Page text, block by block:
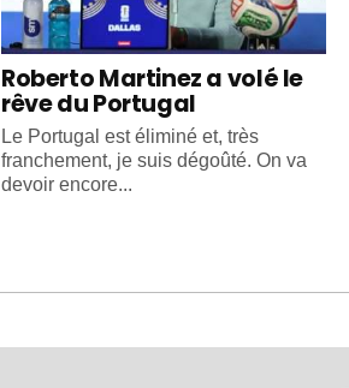
Roberto Martinez a volé le
rêve du Portugal
Le Portugal est éliminé et, très
franchement, je suis dégoûté. On va
devoir encore...